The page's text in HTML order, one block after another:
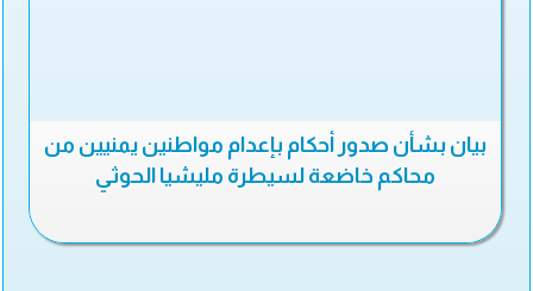
بيان بشأن صدور أحكام بإعدام مواطنين يمنيين من
محاكم خاضعة لسيطرة مليشيا الحوثي